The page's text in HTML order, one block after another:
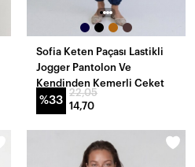
Sofia Keten Paçası Lastikli
Jogger Pantolon Ve
Kendinden Kemerli Ceket
Takım
%33
22,05
14,70